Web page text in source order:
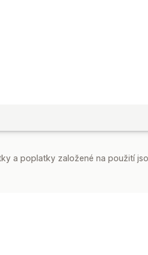
a poplatky založené na použití